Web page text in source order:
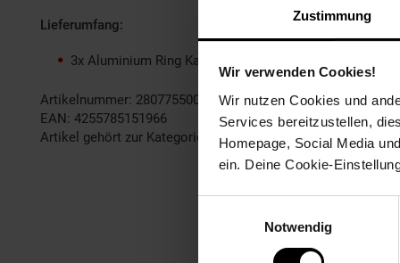
Zustimmung
Wir verwenden Cookies!
Wir nutzen Cookies und
Services bereitzustellen,
Homepage, Social Media
ein. Deine Cookie-
Notwendig
Lieferumfang:
3x Aluminium Ring Kamera + H9 Hart Glas in der Farbe
Artikelnummer: 2807755000
EAN: 4255785151966
Artikel gehört zur Kategorie:
Handyzubehör